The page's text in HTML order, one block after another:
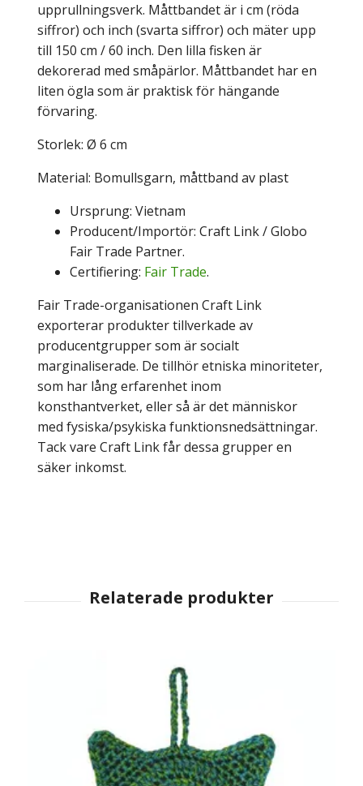
upprullningsverk. Måttbandet är i cm (röda
siffror) och inch (svarta siffror) och mäter upp
till 150 cm / 60 inch. Den lilla fisken är
dekorerad med småpärlor. Måttbandet har en
liten ögla som är praktisk för hängande
förvaring.
Storlek: Ø 6 cm
Material: Bomullsgarn, måttband av plast
Ursprung: Vietnam
Producent/Importör: Craft Link / Globo
Fair Trade Partner.
Certifiering: Fair Trade.
Fair Trade-organisationen Craft Link
exporterar produkter tillverkade av
producentgrupper som är socialt
marginaliserade. De tillhör etniska minoriteter,
som har lång erfarenhet inom
konsthantverket, eller så är det människor
med fysiska/psykiska funktionsnedsättningar.
Tack vare Craft Link får dessa grupper en
säker inkomst.